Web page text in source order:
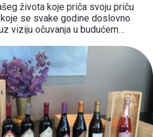
života koje priča svoju priču
se svake godine doslovno
viziju očuvanja u budućem
ovom području, a vinograd star